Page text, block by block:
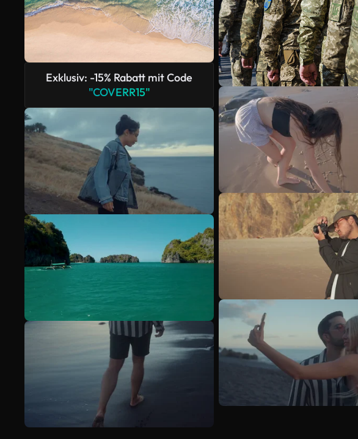
Exklusiv: -15% Rabatt mit Code
"COVERR15"